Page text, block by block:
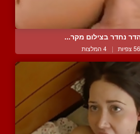
נחדר בצילום מקר...
| 4 המלצות